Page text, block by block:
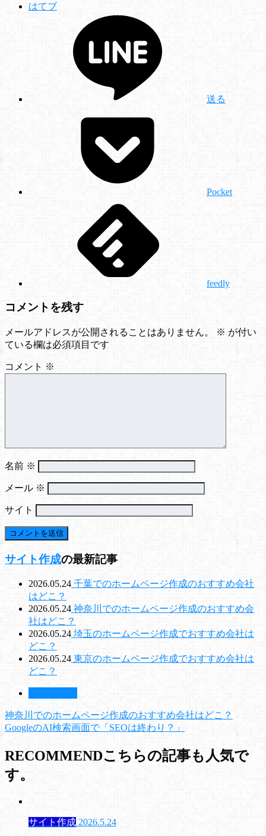
はてブ
送る
Pocket
feedly
コメントを残す
メールアドレスが公開されることはありません。 ※ が付い
ている欄は必須項目です
コメント ※
名前 ※
メール ※
サイト
サイト作成の最新記事
2026.05.24 千葉でのホームページ作成のおすすめ会社
はどこ？
2026.05.24 神奈川でのホームページ作成のおすすめ会
社はどこ？
2026.05.24 埼玉のホームページ作成でおすすめ会社は
どこ？
2026.05.24 東京のホームページ作成でおすすめ会社は
どこ？
神奈川でのホームページ作成のおすすめ会社はどこ？
GoogleのAI検索画面で「SEOは終わり？」
RECOMMENDこちらの記事も人気で
す。
サイト作成 2026.5.24